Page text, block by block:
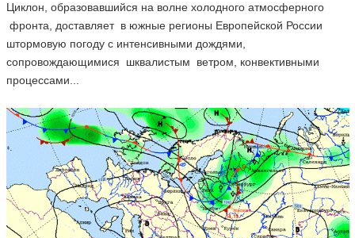
Циклон, образовавшийся на волне холодного атмосферного
фронта, доставляет в южные регионы Европейской России
штормовую погоду с интенсивными дождями,
сопровождающимися шквалистым ветром, конвективными
процессами...